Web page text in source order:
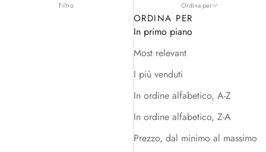
Filtro Ordina per
ORDINA PER
In primo piano
Most relevant
I più venduti
In ordine alfabetico, A-Z
In ordine alfabetico, Z-A
Prezzo, dal minimo al massimo